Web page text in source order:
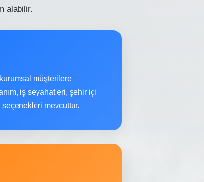
alabilir.
müşterilere
iş seyahatleri, şehir içi
seçenekleri mevcuttur.